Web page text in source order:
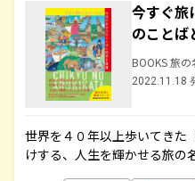
今すぐ旅
のことば
BOOKS 旅
2022.11.18
世界を４０年以上歩いてきた
けする、人生を輝かせる旅の